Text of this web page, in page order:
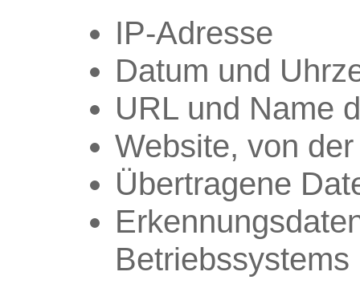
IP-Adresse
Datum und
URL und Name
Website, von
Übertragene
Betriebssystems